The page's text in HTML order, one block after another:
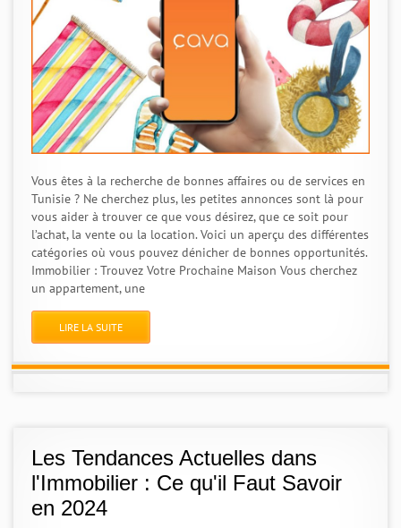
Vous êtes à la recherche de bonnes affaires ou de services en
Tunisie ? Ne cherchez plus, les petites annonces sont là pour
vous aider à trouver ce que vous désirez, que ce soit pour
l’achat, la vente ou la location. Voici un aperçu des différentes
catégories où vous pouvez dénicher de bonnes opportunités.
Immobilier : Trouvez Votre Prochaine Maison Vous cherchez
un appartement, une
LIRE LA SUITE
Les Tendances Actuelles dans
l'Immobilier : Ce qu'il Faut Savoir
en 2024